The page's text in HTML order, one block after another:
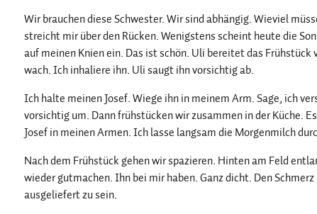
Wir brauchen diese Schwester. Wir sind abhängig. Wieviel
streicht mir über den Rücken. Wenigstens scheint heute die
auf meinen Knien ein. Das ist schön. Uli bereitet das
wach. Ich inhaliere ihn. Uli saugt ihn vorsichtig ab.
Ich halte meinen Josef. Wiege ihn in meinem Arm. Sage, ich
vorsichtig um. Dann frühstücken wir zusammen in der Küche.
Josef in meinen Armen. Ich lasse langsam die Morgenmilch
Nach dem Frühstück gehen wir spazieren. Hinten am Feld
wieder gutmachen. Ihn bei mir haben. Ganz dicht. Den
ausgeliefert zu sein.